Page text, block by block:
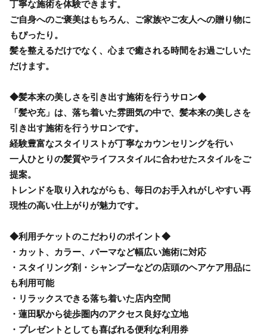
丁寧な施術を体験できます。
ご自身へのご褒美はもちろん、ご家族やご友人への贈り物に
もぴったり。
髪を整えるだけでなく、心まで癒される時間をお過ごしいた
だけます。
◆髪本来の美しさを引き出す施術を行うサロン◆
「髪や充」は、落ち着いた雰囲気の中で、髪本来の美しさを
引き出す施術を行うサロンです。
経験豊富なスタイリストが丁寧なカウンセリングを行い
一人ひとりの髪質やライフスタイルに合わせたスタイルをご
提案。
トレンドを取り入れながらも、毎日のお手入れがしやすい再
現性の高い仕上がりが魅力です。
◆利用チケットのこだわりのポイント◆
・カット、カラー、パーマなど幅広い施術に対応
・スタイリング剤・シャンプーなどの店頭のヘアケア用品に
も利用可能
・リラックスできる落ち着いた店内空間
・蓮田駅から徒歩圏内のアクセス良好な立地
・プレゼントとしても喜ばれる便利な利用券